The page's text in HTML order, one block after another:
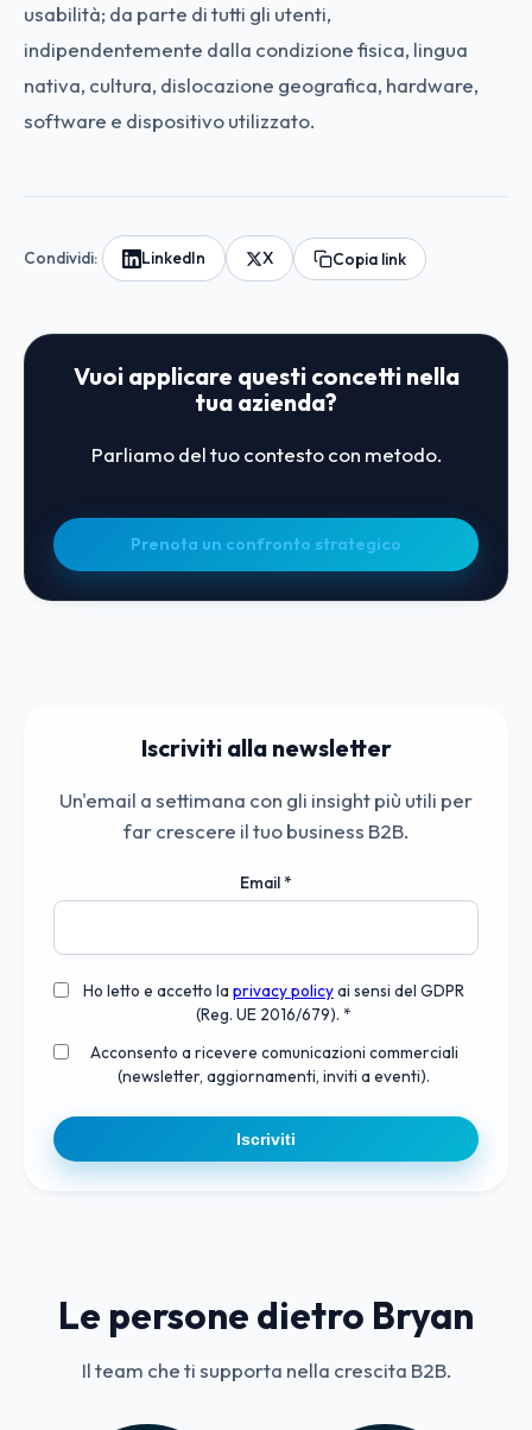
usabilità; da parte di tutti gli utenti,
indipendentemente dalla condizione fisica, lingua
nativa, cultura, dislocazione geografica, hardware,
software e dispositivo utilizzato.
Condividi: LinkedIn X Copia link
Vuoi applicare questi concetti nella
tua azienda?
Parliamo del tuo contesto con metodo.
Prenota un confronto strategico
Iscriviti alla newsletter
Un'email a settimana con gli insight più utili per
far crescere il tuo business B2B.
Email*
Ho letto e accetto la privacy policyai sensi del GDPR
(Reg. UE 2016/679). *
Acconsento a ricevere comunicazioni commerciali
(newsletter, aggiornamenti, inviti a eventi).
Iscriviti
Le persone dietro Bryan
Il team che ti supporta nella crescita B2B.